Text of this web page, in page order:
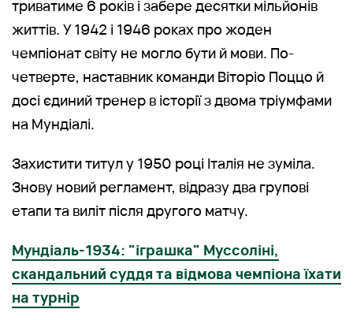
триватиме 6 років і забере десятки мільйонів
життів. У 1942 і 1946 роках про жоден
чемпіонат світу не могло бути й мови. По-
четверте, наставник команди Віторіо Поццо й
досі єдиний тренер в історії з двома тріумфами
на Мундіалі.
Захистити титул у 1950 році Італія не зуміла.
Знову новий регламент, відразу два групові
етапи та виліт після другого матчу.
Мундіаль-1934: "іграшка" Муссоліні,
скандальний суддя та відмова чемпіона їхати
на турнір